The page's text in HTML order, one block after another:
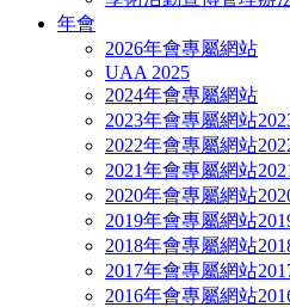
年會
2026年會專屬網站
UAA 2025
2024年會專屬網站
2023年會專屬網站
2022年會專屬網站
2021年會專屬網站
2020年會專屬網站
2019年會專屬網站
2018年會專屬網站
2017年會專屬網站
2016年會專屬網站